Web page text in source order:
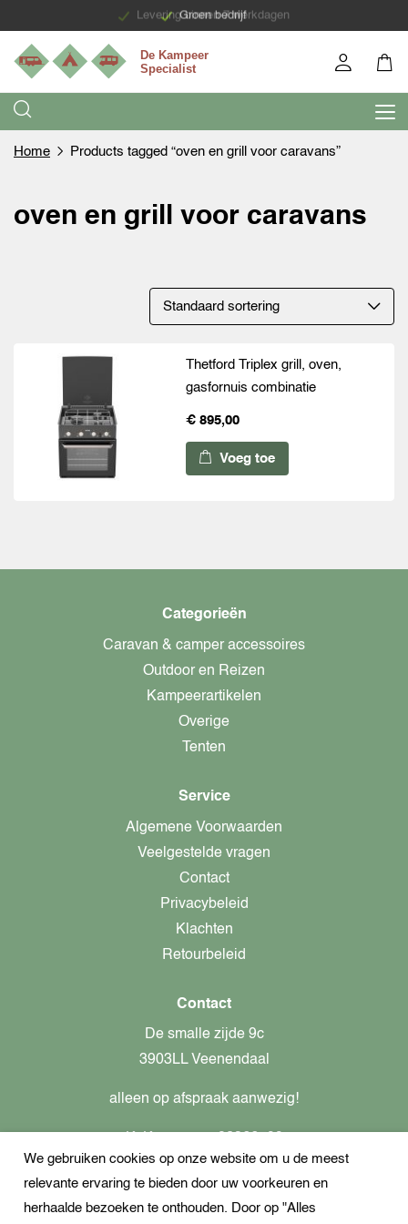
Groen bedrijf
Levering binnen 7 werkdagen
Home Products tagged “oven en grill voor caravans”
oven en grill voor caravans
Thetford Triplex grill, oven,
gasfornuis combinatie
€ 895,00
Voeg toe
Categorieën
Caravan & camper accessoires
Outdoor en Reizen
Kampeerartikelen
Overige
Tenten
Service
Algemene Voorwaarden
Veelgestelde vragen
Contact
Privacybeleid
Klachten
Retourbeleid
Contact
De smalle zijde 9c
3903LL Veenendaal
alleen op afspraak aanwezig!
Btw-nummer: nl862437301B01
+31621944547
We gebruiken cookies op onze website om u de meest
relevante ervaring te bieden door uw voorkeuren en
herhaalde bezoeken te onthouden. Door op "Alles